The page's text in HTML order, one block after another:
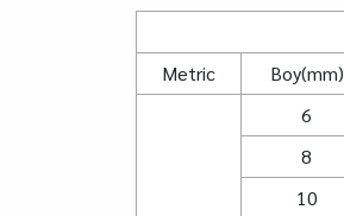
Metric
Boy(mm)
6
8
10